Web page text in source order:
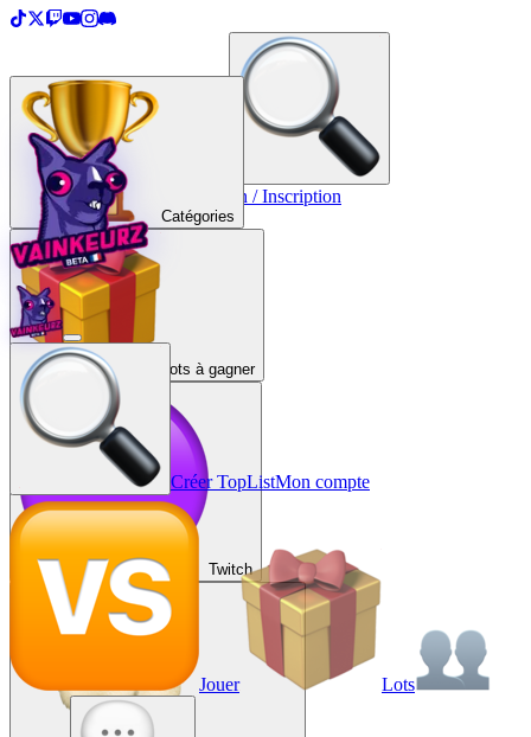
Créer une TopList Connexion / Inscription
Catégories
Lots à gagner
Twitch
Créer TopListMon compte
Jouer Lots